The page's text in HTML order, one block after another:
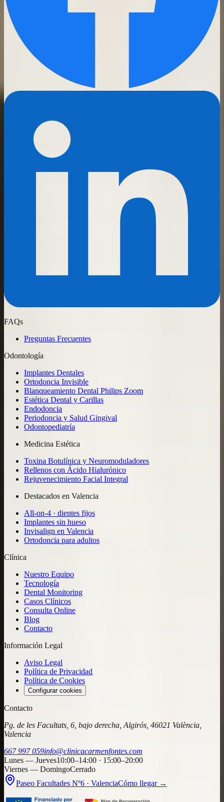
FAQs
Preguntas Frecuentes
Odontología
Implantes Dentales
Ortodoncia Invisible
Blanqueamiento Dental Philips Zoom
Estética Dental y Carillas
Endodoncia
Periodoncia y Salud Gingival
Odontopediatría
Medicina Estética
Toxina Botulínica y Neuromoduladores
Rellenos con Ácido Hialurónico
Rejuvenecimiento Facial Integral
Destacados en Valencia
All-on-4 · dientes fijos
Implantes sin hueso
Invisalign en Valencia
Ortodoncia para adultos
Clínica
Nuestro Equipo
Tecnología
Dental Monitoring
Casos Clínicos
Consulta Online
Blog
Contacto
Información Legal
Aviso Legal
Política de Privacidad
Política de Cookies
Configurar cookies
Contacto
Pg. de les Facultats, 6, bajo derecha, Algirós, 46021 València,
Valencia
667 997 059info@clinicacarmenfontes.com
Lunes — Jueves10:00–14:00 · 15:00–20:00
Viernes — DomingoCerrado
Paseo Facultades Nº6 · ValenciaCómo llegar →